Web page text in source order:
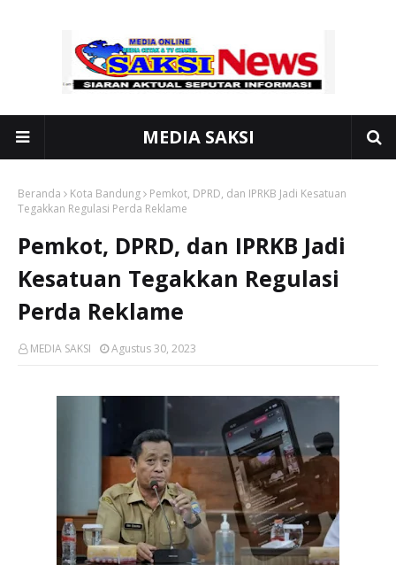
MEDIA SAKSI
Beranda Kota Bandung
Pemkot, DPRD, dan IPRKB Jadi Kesatuan
Tegakkan Regulasi Perda Reklame
Pemkot, DPRD, dan IPRKB Jadi
Kesatuan Tegakkan Regulasi
Perda Reklame
MEDIA SAKSI Agustus 30, 2023